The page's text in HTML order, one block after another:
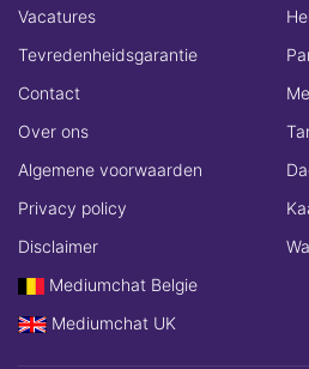
Vacatures
Tevredenheidsgarantie
Contact
Over ons
Algemene voorwaarden
Privacy policy
Disclaimer
Mediumchat Belgie
Mediumchat UK